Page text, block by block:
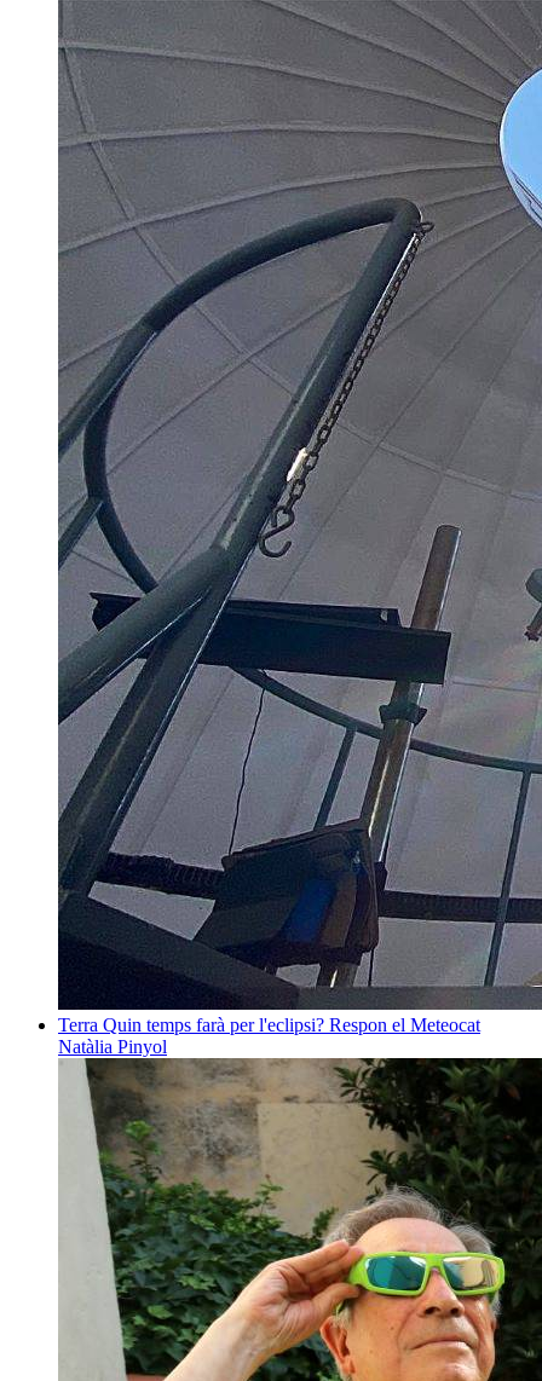
Terra Quin temps farà per l'eclipsi? Respon el Meteocat
Natàlia Pinyol